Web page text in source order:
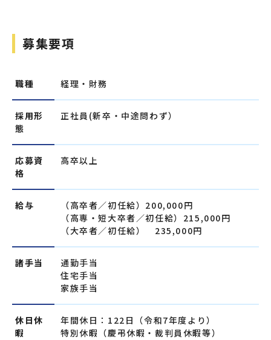
募集要項
職種 経理・財務
採用形
態
正社員(新卒・中途問わず）
応募資
格
高卒以上
給与
（高卒者／初任給）200,000円
（高専・短大卒者／初任給）215,000円
（大卒者／初任給） 235,000円
諸手当
通勤手当
住宅手当
家族手当
休日休
暇
年間休日：122日（令和7年度より）
特別休暇（慶弔休暇・裁判員休暇等）